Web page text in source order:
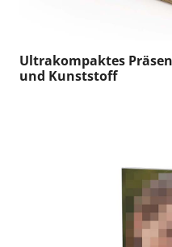
Ultrakompaktes
und Kunststoff